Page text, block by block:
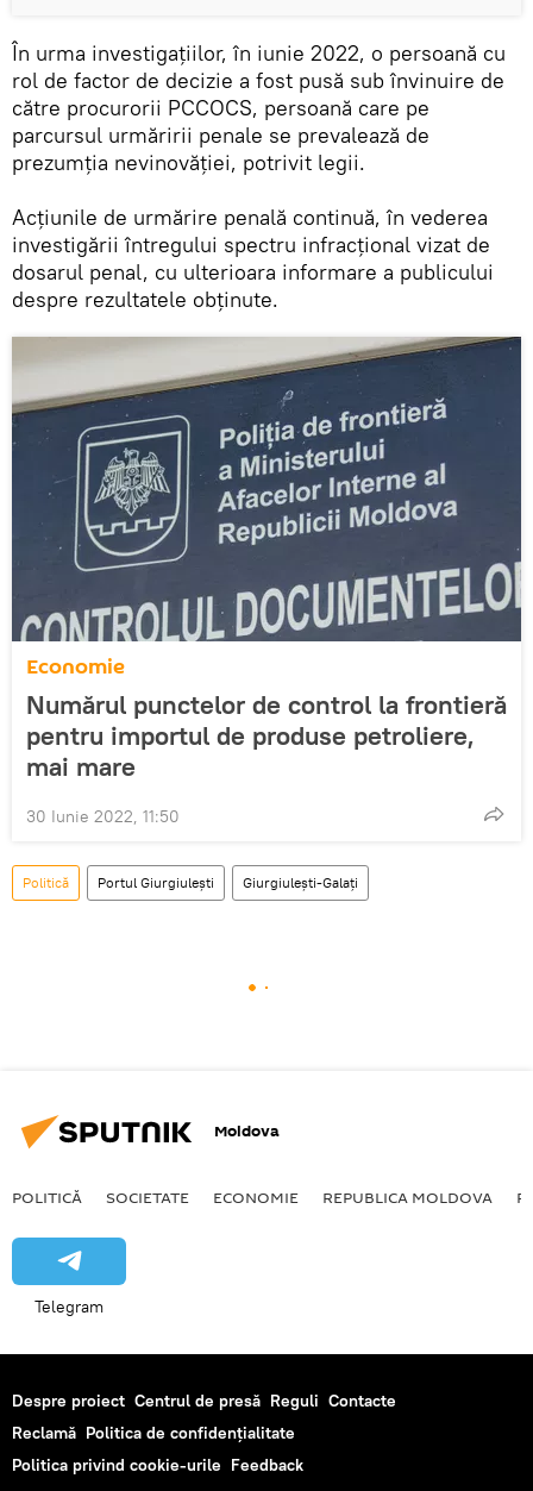
În urma investigațiilor, în iunie 2022, o persoană cu
rol de factor de decizie a fost pusă sub învinuire de
către procurorii PCCOCS, persoană care pe
parcursul urmăririi penale se prevalează de
prezumția nevinovăției, potrivit legii.
Acțiunile de urmărire penală continuă, în vederea
investigării întregului spectru infracțional vizat de
dosarul penal, cu ulterioara informare a publicului
despre rezultatele obținute.
Economie
Numărul punctelor de control la frontieră
pentru importul de produse petroliere,
mai mare
30 Iunie 2022, 11:50
Politică Portul Giurgiulești Giurgiulești-Galați
Moldova
POLITICĂ SOCIETATE ECONOMIE REPUBLICA MOLDOVA
Telegram
Despre proiect Centrul de presă Reguli Contacte
Reclamă Politica de confidențialitate
Politica privind cookie-urile Feedback